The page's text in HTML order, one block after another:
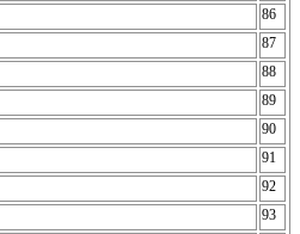
86
87
88
89
90
91
92
93